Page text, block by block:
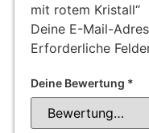
mit rotem Kristall“
Deine E-Mail-
Erforderliche
Deine Bewertung *